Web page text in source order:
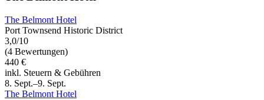
The Belmont Hotel
Port Townsend Historic District
3,0/10
(4 Bewertungen)
440 €
inkl. Steuern & Gebühren
8. Sept.–9. Sept.
The Belmont Hotel